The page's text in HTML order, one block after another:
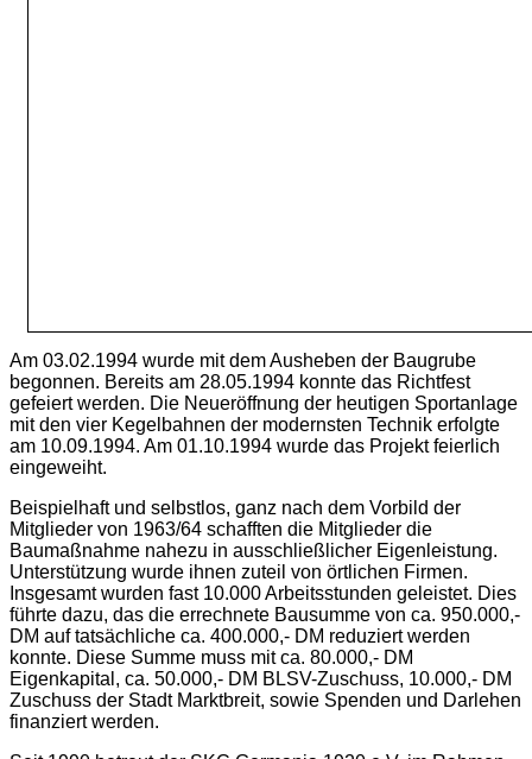
Am 03.02.1994 wurde mit dem Ausheben der Baugrube
begonnen. Bereits am 28.05.1994 konnte das Richtfest
gefeiert werden. Die Neueröffnung der heutigen Sportanlage
mit den vier Kegelbahnen der modernsten Technik erfolgte
am 10.09.1994. Am 01.10.1994 wurde das Projekt feierlich
eingeweiht.
Beispielhaft und selbstlos, ganz nach dem Vorbild der
Mitglieder von 1963/64 schafften die Mitglieder die
Baumaßnahme nahezu in ausschließlicher Eigenleistung.
Unterstützung wurde ihnen zuteil von örtlichen Firmen.
Insgesamt wurden fast 10.000 Arbeitsstunden geleistet. Dies
führte dazu, das die errechnete Bausumme von ca. 950.000,-
DM auf tatsächliche ca. 400.000,- DM reduziert werden
konnte. Diese Summe muss mit ca. 80.000,- DM
Eigenkapital, ca. 50.000,- DM BLSV-Zuschuss, 10.000,- DM
Zuschuss der Stadt Marktbreit, sowie Spenden und Darlehen
finanziert werden.